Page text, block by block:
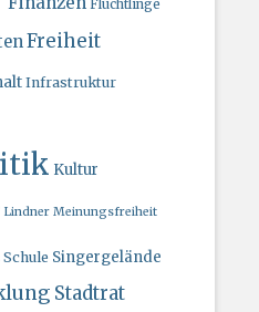
Flüchtlinge
Freiheit
Infrastruktur
Kultur
Lindner Meinungsfreiheit
Schule Singergelände
Stadtrat